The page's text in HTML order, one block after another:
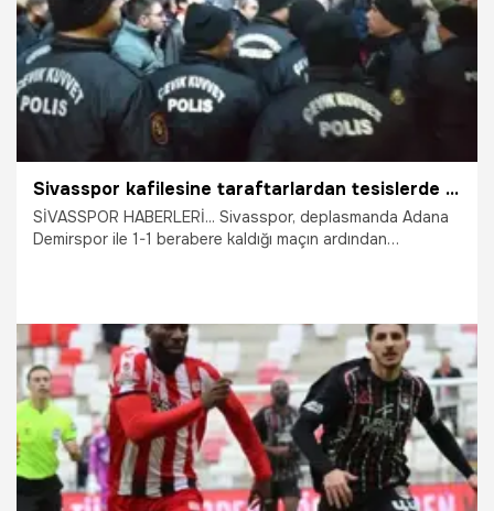
Sivasspor kafilesine taraftarlardan tesislerde protesto
SİVASSPOR HABERLERİ... Sivasspor, deplasmanda Adana
Demirspor ile 1-1 berabere kaldığı maçın ardından
19.02.2026 Sivas